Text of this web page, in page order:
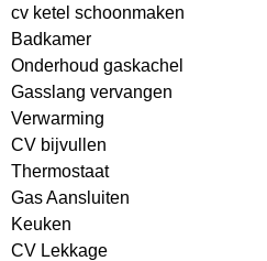
cv ketel schoonmaken
Badkamer
Onderhoud gaskachel
Gasslang vervangen
Verwarming
CV bijvullen
Thermostaat
Gas Aansluiten
Keuken
CV Lekkage